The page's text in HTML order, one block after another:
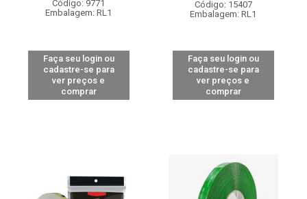
Código: 9771
Embalagem: RL1
Faça seu login ou
cadastre-se para
ver preços e
comprar
Código: 15407
Embalagem: RL1
Faça seu login ou
cadastre-se para
ver preços e
comprar